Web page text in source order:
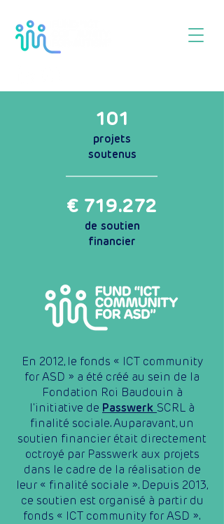
101
projets
soutenus
€ 719.272
de soutien
financier
En 2012, le fonds « ICT community
for ASD » a été créé au sein de la
Fondation Roi Baudouin à
l'initiative de Passwerk SCRL à
finalité sociale. Auparavant, un
soutien financier était directement
octroyé par Passwerk aux projets
dans le cadre de la réalisation de
leur « finalité sociale ». Depuis 2013,
ce soutien est organisé à partir du
fonds « ICT community for ASD ».